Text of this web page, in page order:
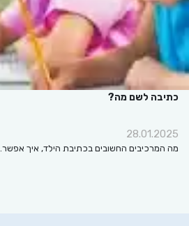
כתיבה לשם מה?
28.01.2025
מה המרכיבים החשובים בכתיבת הילד, איך אפשר…